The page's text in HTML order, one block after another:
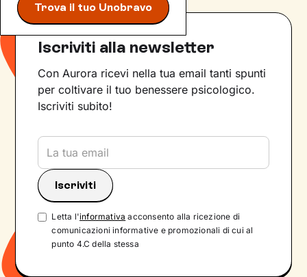
Trova il tuo Unobravo
Iscriviti alla newsletter
Con Aurora ricevi nella tua email tanti spunti
per coltivare il tuo benessere psicologico.
Iscriviti subito!
Letta l'informativa acconsento alla ricezione di
comunicazioni informative e promozionali di cui al
punto 4.C della stessa